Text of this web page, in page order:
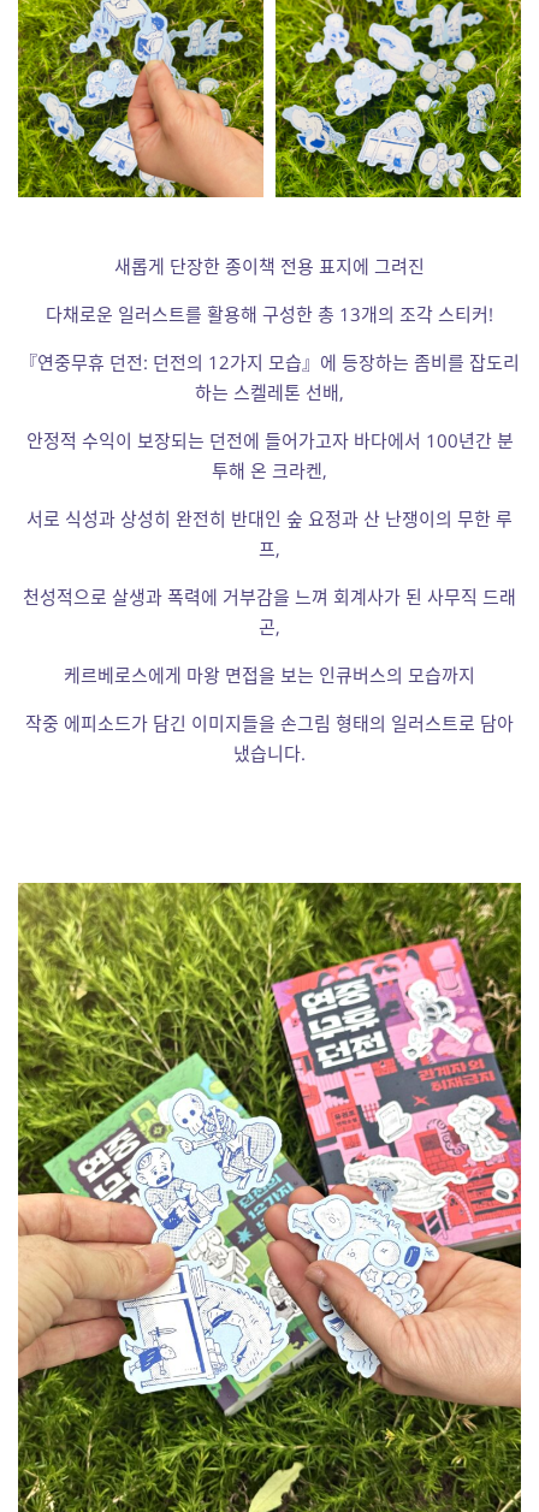
새롭게 단장한 종이책 전용 표지에 그려진
다채로운 일러스트를 활용해 구성한 총 13개의 조각 스티커!
『연중무휴 던전: 던전의 12가지 모습』에 등장하는 좀비를 잡도리
하는 스켈레톤 선배,
안정적 수익이 보장되는 던전에 들어가고자 바다에서 100년간 분
투해 온 크라켄,
서로 식성과 상성히 완전히 반대인 숲 요정과 산 난쟁이의 무한 루
프,
천성적으로 살생과 폭력에 거부감을 느껴 회계사가 된 사무직 드래
곤,
케르베로스에게 마왕 면접을 보는 인큐버스의 모습까지
작중 에피소드가 담긴 이미지들을 손그림 형태의 일러스트로 담아
냈습니다.